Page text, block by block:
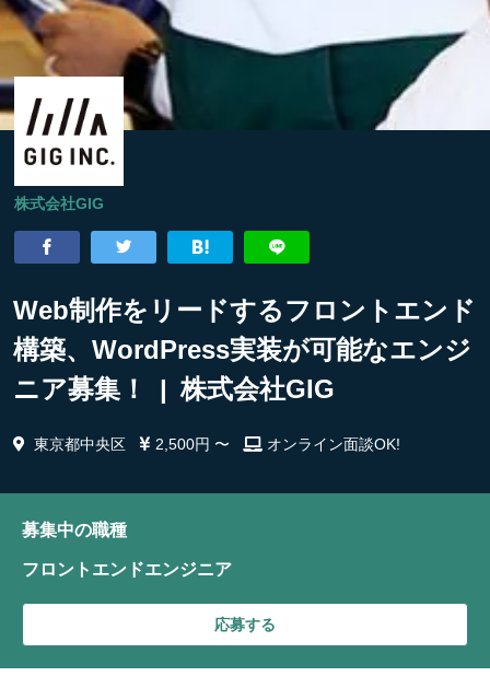
株式会社GIG
Web制作をリードするフロントエンド
構築、WordPress実装が可能なエンジ
ニア募集！ | 株式会社GIG
東京都中央区 2,500円 〜 オンライン面談OK!
募集中の職種
フロントエンドエンジニア
応募する